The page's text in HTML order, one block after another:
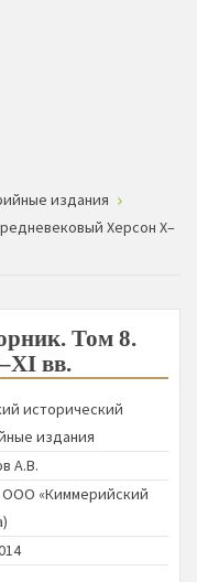
издания
Херсон X–
Том 8.
вв.
исторический
издания
А.В.
ООО «Киммерийский